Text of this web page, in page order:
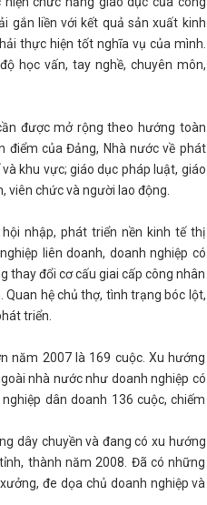
gắn liền với kết quả sản xuất kinh
thực hiện tốt nghĩa vụ của mình.
học vấn, tay nghề, chuyên môn,
được mở rộng theo hướng toàn
điểm của Đảng, Nhà nước về phát
khu vực; giáo dục pháp luật, giáo
viên chức và người lao động.
nhập, phát triển nền kinh tế thị
liên doanh, doanh nghiệp có
thay đổi cơ cấu giai cấp công nhân
hệ chủ thợ, tình trạng bóc lột,
triển.
năm 2007 là 169 cuộc. Xu hướng
nhà nước như doanh nghiệp có
dân doanh 136 cuộc, chiếm
dây chuyền và đang có xu hướng
thành năm 2008. Đã có những
đe dọa chủ doanh nghiệp và